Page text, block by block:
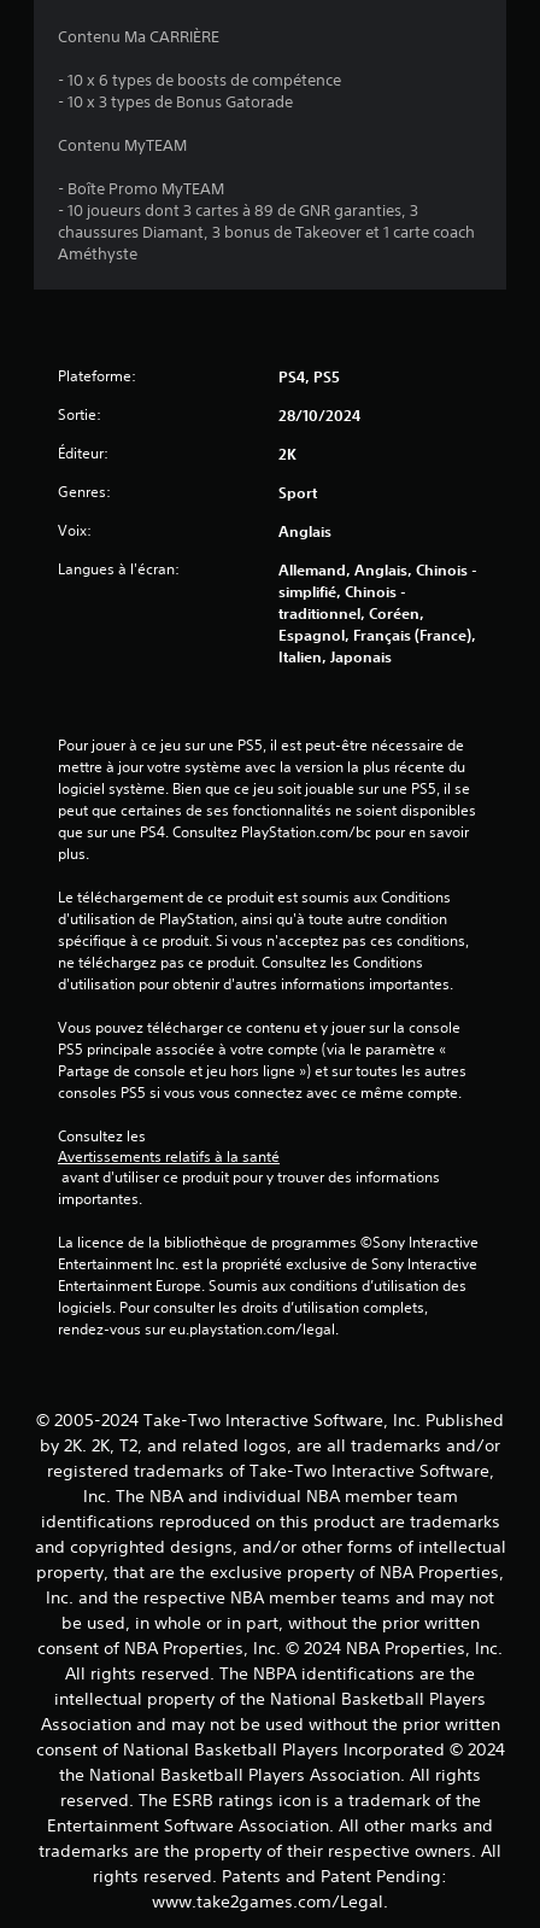
o
i
(
4
6
8
a
v
i
s
Contenu Ma CARRIÈRE
- 10 x 6 types de boosts de compétence
- 10 x 3 types de Bonus Gatorade
Contenu MyTEAM
- Boîte Promo MyTEAM
- 10 joueurs dont 3 cartes à 89 de GNR garanties, 3
chaussures Diamant, 3 bonus de Takeover et 1 carte coach
Améthyste
Plateforme: PS4, PS5
Sortie: 28/10/2024
Éditeur: 2K
Genres: Sport
Voix: Anglais
Langues à l'écran:
Allemand, Anglais, Chinois -
simplifié, Chinois -
traditionnel, Coréen,
Espagnol, Français (France),
Italien, Japonais
Pour jouer à ce jeu sur une PS5, il est peut-être nécessaire de
mettre à jour votre système avec la version la plus récente du
logiciel système. Bien que ce jeu soit jouable sur une PS5, il se
peut que certaines de ses fonctionnalités ne soient disponibles
que sur une PS4. Consultez PlayStation.com/bc pour en savoir
plus.
Le téléchargement de ce produit est soumis aux Conditions
d'utilisation de PlayStation, ainsi qu'à toute autre condition
spécifique à ce produit. Si vous n'acceptez pas ces conditions,
ne téléchargez pas ce produit. Consultez les Conditions
d'utilisation pour obtenir d'autres informations importantes.
Vous pouvez télécharger ce contenu et y jouer sur la console
PS5 principale associée à votre compte (via le paramètre «
Partage de console et jeu hors ligne ») et sur toutes les autres
consoles PS5 si vous vous connectez avec ce même compte.
Consultez les
Avertissements relatifs à la santé
importantes.
La licence de la bibliothèque de programmes ©Sony Interactive
Entertainment Inc. est la propriété exclusive de Sony Interactive
Entertainment Europe. Soumis aux conditions d’utilisation des
logiciels. Pour consulter les droits d’utilisation complets,
rendez-vous sur eu.playstation.com/legal.
© 2005-2024 Take-Two Interactive Software, Inc. Published
by 2K. 2K, T2, and related logos, are all trademarks and/or
registered trademarks of Take-Two Interactive Software,
Inc. The NBA and individual NBA member team
identifications reproduced on this product are trademarks
and copyrighted designs, and/or other forms of intellectual
property, that are the exclusive property of NBA Properties,
Inc. and the respective NBA member teams and may not
be used, in whole or in part, without the prior written
consent of NBA Properties, Inc. © 2024 NBA Properties, Inc.
All rights reserved. The NBPA identifications are the
intellectual property of the National Basketball Players
Association and may not be used without the prior written
consent of National Basketball Players Incorporated © 2024
the National Basketball Players Association. All rights
reserved. The ESRB ratings icon is a trademark of the
Entertainment Software Association. All other marks and
trademarks are the property of their respective owners. All
rights reserved. Patents and Patent Pending:
www.take2games.com/Legal.